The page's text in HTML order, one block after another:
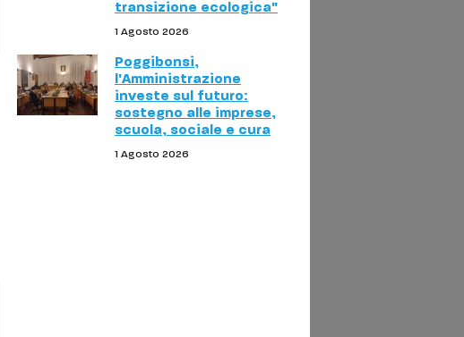
transizione ecologica"
1 Agosto 2026
Poggibonsi,
l'Amministrazione
investe sul futuro:
sostegno alle imprese,
scuola, sociale e cura
1 Agosto 2026